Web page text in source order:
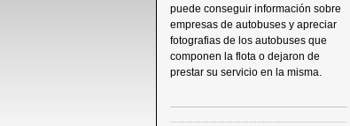
puede conseguir información sobre
empresas de autobuses y apreciar
fotografias de los autobuses que
componen la flota o dejaron de
prestar su servicio en la misma.